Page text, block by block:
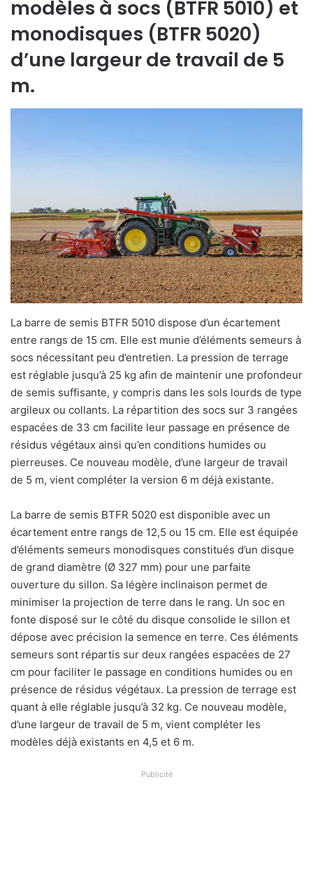
modèles à socs (BTFR 5010) et
monodisques (BTFR 5020)
d’une largeur de travail de 5
m.
La barre de semis BTFR 5010 dispose d’un écartement
entre rangs de 15 cm. Elle est munie d’éléments semeurs à
socs nécessitant peu d’entretien. La pression de terrage
est réglable jusqu’à 25 kg afin de maintenir une profondeur
de semis suffisante, y compris dans les sols lourds de type
argileux ou collants. La répartition des socs sur 3 rangées
espacées de 33 cm facilite leur passage en présence de
résidus végétaux ainsi qu’en conditions humides ou
pierreuses. Ce nouveau modèle, d’une largeur de travail
de 5 m, vient compléter la version 6 m déjà existante.
La barre de semis BTFR 5020 est disponible avec un
écartement entre rangs de 12,5 ou 15 cm. Elle est équipée
d’éléments semeurs monodisques constitués d’un disque
de grand diamètre (Ø 327 mm) pour une parfaite
ouverture du sillon. Sa légère inclinaison permet de
minimiser la projection de terre dans le rang. Un soc en
fonte disposé sur le côté du disque consolide le sillon et
dépose avec précision la semence en terre. Ces éléments
semeurs sont répartis sur deux rangées espacées de 27
cm pour faciliter le passage en conditions humides ou en
présence de résidus végétaux. La pression de terrage est
quant à elle réglable jusqu’à 32 kg. Ce nouveau modèle,
d’une largeur de travail de 5 m, vient compléter les
modèles déjà existants en 4,5 et 6 m.
Publicité